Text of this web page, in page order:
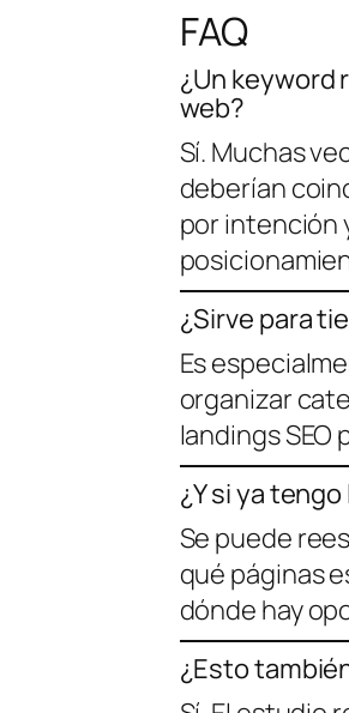
FAQ
¿Un keyword
web?
Sí. Muchas
deberían
por intención
¿Sirve para
Es
organizar
landings
¿Y si ya
Se puede
qué páginas
dónde hay
¿Esto